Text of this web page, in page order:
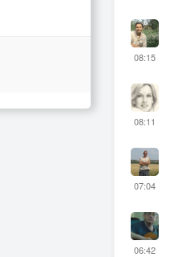
08:15
08:11
07:04
06:42